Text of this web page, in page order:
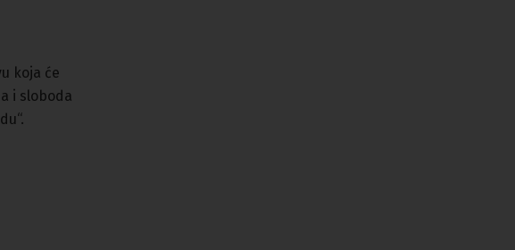
koja će
i sloboda